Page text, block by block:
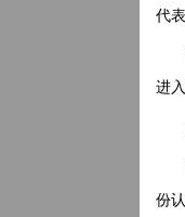
代表
进
份